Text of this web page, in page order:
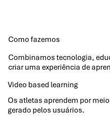
Como fazemos
Combinamos tecnologia,
criar uma experiência de
Video based learning​
Os atletas aprendem por
gerado pelos usuários.